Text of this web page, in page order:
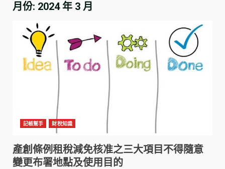
月份: 2024 年 3 月
記帳幫手 財稅知識
產創條例租稅減免核准之三大項目不得隨意
變更布署地點及使用目的